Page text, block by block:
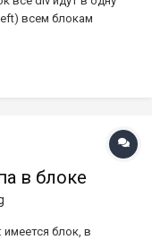
всем блокам
index.html
в блоке
блок, в